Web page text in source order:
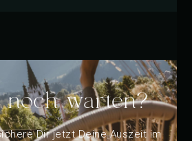
noch warten?
Dir jetzt Deine Auszeit im